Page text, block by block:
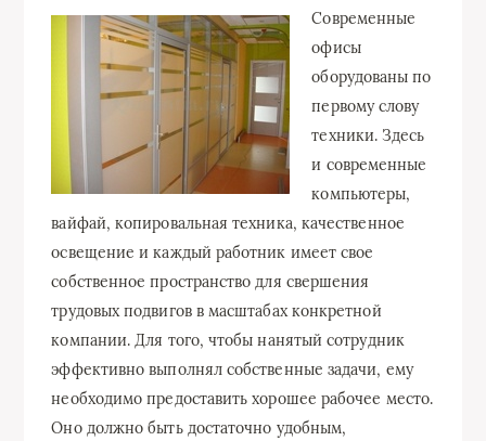
Современные
офисы
оборудованы по
первому слову
техники. Здесь
и современные
компьютеры,
вайфай, копировальная техника, качественное
освещение и каждый работник имеет свое
собственное пространство для свершения
трудовых подвигов в масштабах конкретной
компании. Для того, чтобы нанятый сотрудник
эффективно выполнял собственные задачи, ему
необходимо предоставить хорошее рабочее место.
Оно должно быть достаточно удобным,